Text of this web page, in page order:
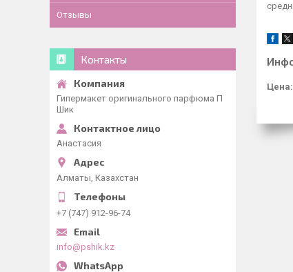
Цена:
Отзывы
Контакты
Гипермакет оригинального парфюма П
Шик
Анастасия
Алматы, Казахстан
+7 (747) 912-96-74
info@pshik.kz